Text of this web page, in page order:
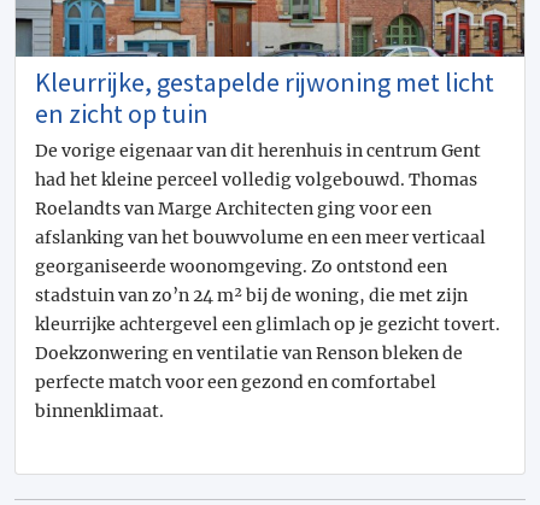
Kleurrijke, gestapelde rijwoning met licht
en zicht op tuin
De vorige eigenaar van dit herenhuis in centrum Gent
had het kleine perceel volledig volgebouwd. Thomas
Roelandts van Marge Architecten ging voor een
afslanking van het bouwvolume en een meer verticaal
georganiseerde woonomgeving. Zo ontstond een
stadstuin van zo’n 24 m² bij de woning, die met zijn
kleurrijke achtergevel een glimlach op je gezicht tovert.
Doekzonwering en ventilatie van Renson bleken de
perfecte match voor een gezond en comfortabel
binnenklimaat.